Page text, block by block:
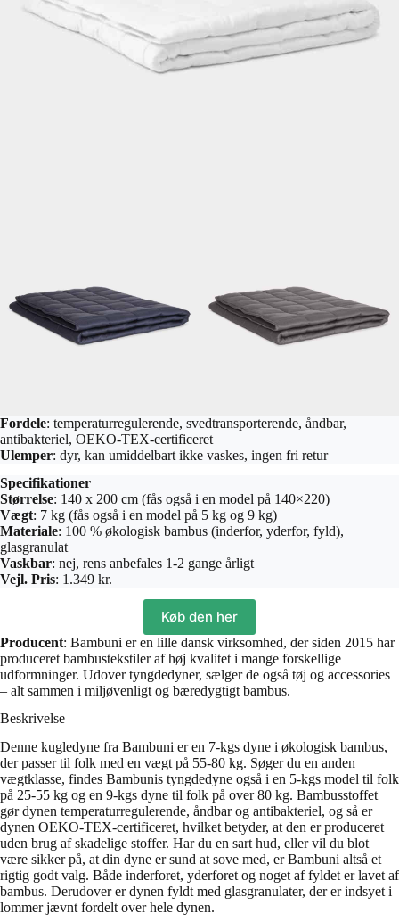
Fordele: temperaturregulerende, svedtransporterende, åndbar,
antibakteriel, OEKO-TEX-certificeret
Ulemper: dyr, kan umiddelbart ikke vaskes, ingen fri retur
Specifikationer
Størrelse: 140 x 200 cm (fås også i en model på 140×220)
Vægt: 7 kg (fås også i en model på 5 kg og 9 kg)
Materiale: 100 % økologisk bambus (inderfor, yderfor, fyld),
glasgranulat
Vaskbar: nej, rens anbefales 1-2 gange årligt
Vejl. Pris: 1.349 kr.
Køb den her
Producent: Bambuni er en lille dansk virksomhed, der siden 2015 har
produceret bambustekstiler af høj kvalitet i mange forskellige
udformninger. Udover tyngdedyner, sælger de også tøj og accessories
– alt sammen i miljøvenligt og bæredygtigt bambus.
Beskrivelse
Denne kugledyne fra Bambuni er en 7-kgs dyne i økologisk bambus,
der passer til folk med en vægt på 55-80 kg. Søger du en anden
vægtklasse, findes Bambunis tyngdedyne også i en 5-kgs model til folk
på 25-55 kg og en 9-kgs dyne til folk på over 80 kg. Bambusstoffet
gør dynen temperaturregulerende, åndbar og antibakteriel, og så er
dynen OEKO-TEX-certificeret, hvilket betyder, at den er produceret
uden brug af skadelige stoffer. Har du en sart hud, eller vil du blot
være sikker på, at din dyne er sund at sove med, er Bambuni altså et
rigtig godt valg. Både inderforet, yderforet og noget af fyldet er lavet af
bambus. Derudover er dynen fyldt med glasgranulater, der er indsyet i
lommer jævnt fordelt over hele dynen.